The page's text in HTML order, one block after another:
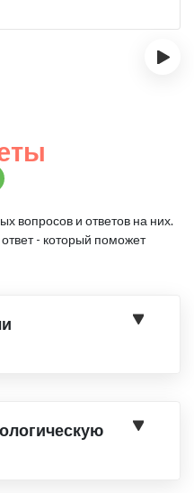
›
вопросов и ответов на них.
- который поможет